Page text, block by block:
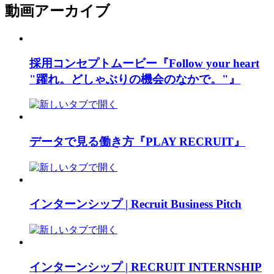
動画アーカイブ
採用コンセプトムービー『Follow your heart
"躍れ。どしゃぶりの機会のなかで。"』
データで見る働き方『PLAY RECRUIT』
インターンシップ | Recruit Business Pitch
インターンシップ | RECRUIT INTERNSHIP